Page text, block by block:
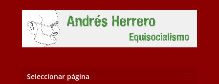
Seleccionar página